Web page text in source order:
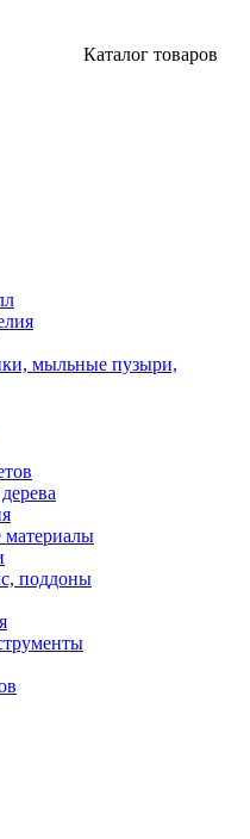
Каталог товаров
мыльные пузыри,
материалы
поддоны